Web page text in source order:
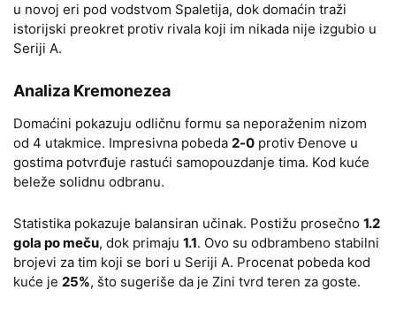
u novoj eri pod vodstvom Spaletija, dok domaćin traži
istorijski preokret protiv rivala koji im nikada nije izgubio u
Seriji A.
Analiza Kremonezea
Domaćini pokazuju odličnu formu sa neporaženim nizom
od 4 utakmice. Impresivna pobeda 2-0 protiv Đenove u
gostima potvrđuje rastući samopouzdanje tima. Kod kuće
beleže solidnu odbranu.
Statistika pokazuje balansiran učinak. Postižu prosečno 1.2
gola po meču, dok primaju 1.1. Ovo su odbrambeno stabilni
brojevi za tim koji se bori u Seriji A. Procenat pobeda kod
kuće je 25%, što sugeriše da je Zini tvrd teren za goste.